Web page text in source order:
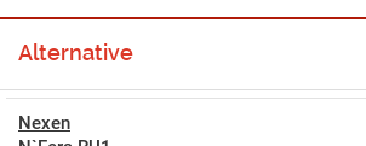
Alternative
Nexen